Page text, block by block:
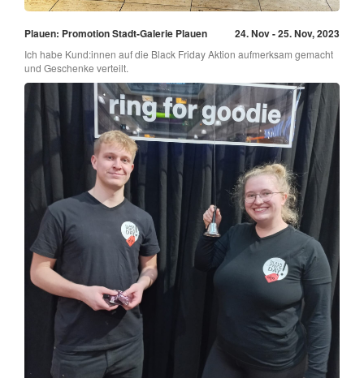
Plauen: Promotion Stadt-Galerie Plauen 24. Nov - 25. Nov, 2023
Ich habe Kund:innen auf die Black Friday Aktion aufmerksam gemacht
und Geschenke verteilt.